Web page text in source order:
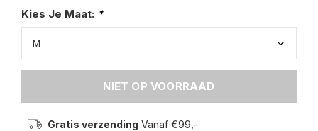
Kies Je Maat: *
NIET OP VOORRAAD
Gratis verzending Vanaf €99,-